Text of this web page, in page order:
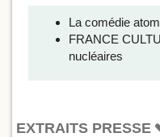
La comédie
FRANCE
nucléaires
EXTRAITS PRESSE